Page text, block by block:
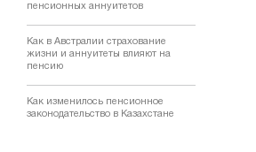
пенсионных аннуитетов
Как в Австралии страхование
жизни и аннуитеты влияют на
пенсию
Как изменилось пенсионное
законодательство в Казахстане